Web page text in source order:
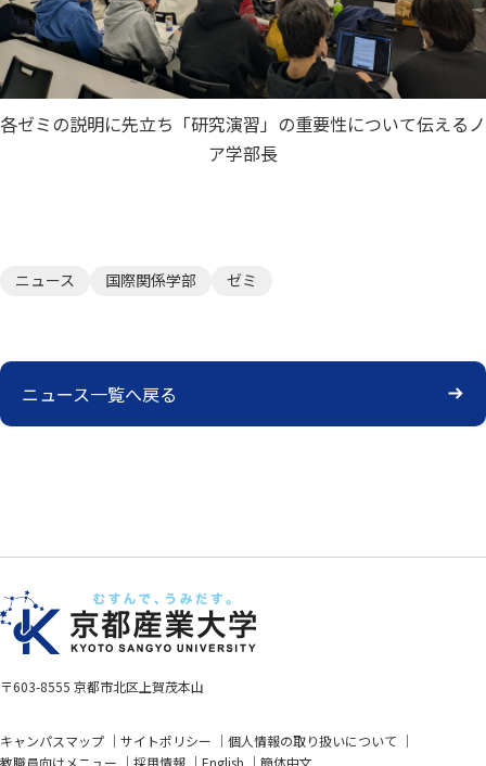
各ゼミの説明に先立ち「研究演習」の重要性について伝えるノ
ア学部長
ニュース 国際関係学部 ゼミ
ニュース一覧へ戻る
〒603-8555 京都市北区上賀茂本山
キャンパスマップ サイトポリシー
個人情報の取り扱いについて
教職員向けメニュー
採用情報 English 簡体中文